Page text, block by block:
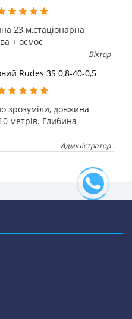
23 м,стаціонарна
+ осмос
Віктор
Rudes 3S 0,8-40-0,5
зрозуміли, довжина
метрів. Глибина
Адміністратор